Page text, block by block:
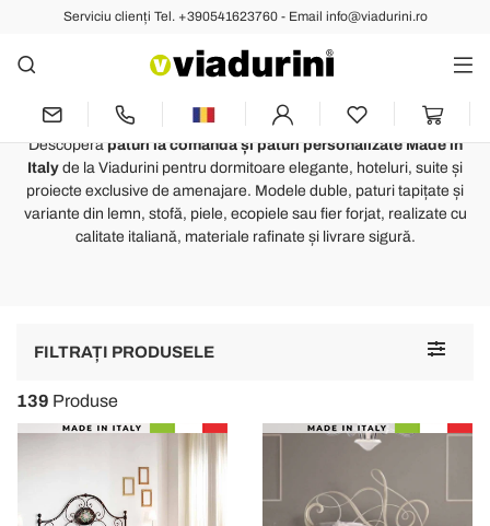
Serviciu clienți Tel. +390541623760 - Email info@viadurini.ro
Paturi la Comandă și Paturi
Personalizate Made in Italy
Descoperăpaturi la comandă și paturi personalizate Made in
Italy de la Viadurini pentru dormitoare elegante, hoteluri, suite și
proiecte exclusive de amenajare. Modele duble, paturi tapițate și
variante din lemn, stofă, piele, ecopiele sau fier forjat, realizate cu
calitate italiană, materiale rafinate și livrare sigură.
Toggle
FILTRAȚI PRODUSELE
139 Produse